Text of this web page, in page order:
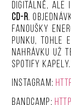
digitálně, ale
CD-R.
fanoušky
punku, tohle
nahrávku už
Spotify kapely.
Instagram:
Bandcamp: